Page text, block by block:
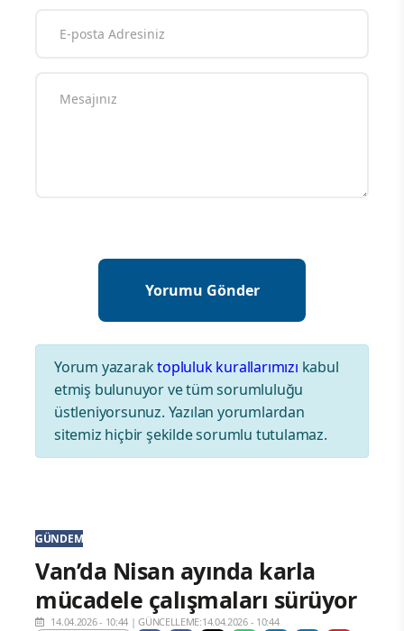
Yorum yazaraktopluluk kurallarımızı kabul
etmiş bulunuyor ve tüm sorumluluğu
üstleniyorsunuz. Yazılan yorumlardan
sitemiz hiçbir şekilde sorumlu tutulamaz.
GÜNDEM
Van’da Nisan ayında karla
mücadele çalışmaları sürüyor
14.04.2026 - 10:44 |GÜNCELLEME:14.04.2026 - 10:44